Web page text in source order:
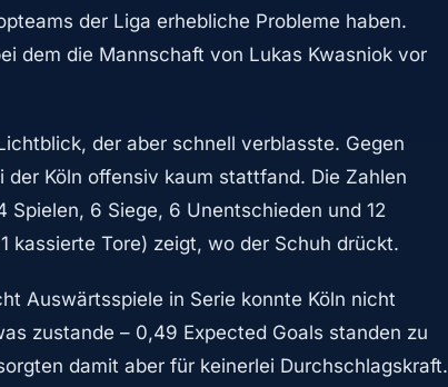
der Liga erhebliche Probleme haben.
dem die Mannschaft von Lukas Kwasniok vor
der aber schnell verblasste. Gegen
Köln offensiv kaum stattfand. Die Zahlen
6 Siege, 6 Unentschieden und 12
kassierte Tore) zeigt, wo der Schuh drückt.
Auswärtsspiele in Serie konnte Köln nicht
zustande – 0,49 Expected Goals standen zu
damit aber für keinerlei Durchschlagskraft.